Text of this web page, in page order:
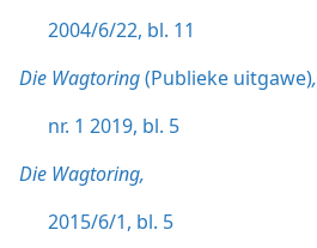
2004/6/22, bl. 11
Die Wagtoring(Publieke uitgawe),
nr. 1 2019, bl. 5
Die Wagtoring,
2015/6/1, bl. 5